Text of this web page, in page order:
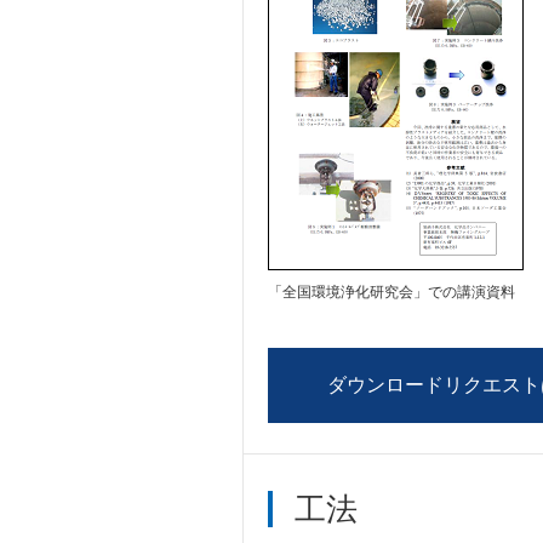
「全国環境浄化研究会」での講演資料
ダウンロードリクエス
工法